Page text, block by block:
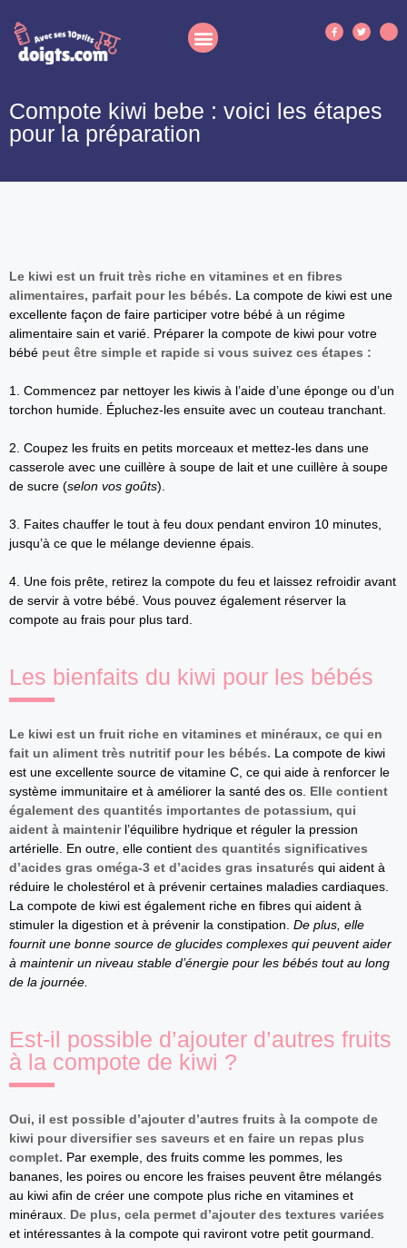
Compote kiwi bebe : voici les étapes
pour la préparation
Le kiwi est un fruit très riche en vitamines et en fibres
alimentaires, parfait pour les bébés. La compote de kiwi est une
excellente façon de faire participer votre bébé à un régime
alimentaire sain et varié. Préparer la compote de kiwi pour votre
bébé peut être simple et rapide si vous suivez ces étapes :
1. Commencez par nettoyer les kiwis à l’aide d’une éponge ou d’un
torchon humide. Épluchez-les ensuite avec un couteau tranchant.
2. Coupez les fruits en petits morceaux et mettez-les dans une
casserole avec une cuillère à soupe de lait et une cuillère à soupe
de sucre (selon vos goûts).
3. Faites chauffer le tout à feu doux pendant environ 10 minutes,
jusqu’à ce que le mélange devienne épais.
4. Une fois prête, retirez la compote du feu et laissez refroidir avant
de servir à votre bébé. Vous pouvez également réserver la
compote au frais pour plus tard.
Les bienfaits du kiwi pour les bébés
Le kiwi est un fruit riche en vitamines et minéraux, ce qui en
fait un aliment très nutritif pour les bébés. La compote de kiwi
est une excellente source de vitamine C, ce qui aide à renforcer le
système immunitaire et à améliorer la santé des os. Elle contient
également des quantités importantes de potassium, qui
aident à maintenir l’équilibre hydrique et réguler la pression
artérielle. En outre, elle contient des quantités significatives
d’acides gras oméga-3 et d’acides gras insaturés qui aident à
réduire le cholestérol et à prévenir certaines maladies cardiaques.
La compote de kiwi est également riche en fibres qui aident à
stimuler la digestion et à prévenir la constipation. De plus, elle
fournit une bonne source de glucides complexes qui peuvent aider
à maintenir un niveau stable d’énergie pour les bébés tout au long
de la journée.
Est-il possible d’ajouter d’autres fruits
à la compote de kiwi ?
Oui, il est possible d’ajouter d’autres fruits à la compote de
kiwi pour diversifier ses saveurs et en faire un repas plus
complet. Par exemple, des fruits comme les pommes, les
bananes, les poires ou encore les fraises peuvent être mélangés
au kiwi afin de créer une compote plus riche en vitamines et
minéraux. De plus, cela permet d’ajouter des textures variées
et intéressantes à la compote qui raviront votre petit gourmand.